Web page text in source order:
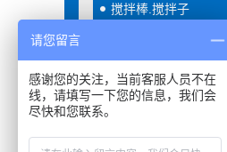
搅拌棒.搅拌子
分液器
请您留言
感谢您的关注，当前客服人员不在
线，请填写一下您的信息，我们会
尽快和您联系。